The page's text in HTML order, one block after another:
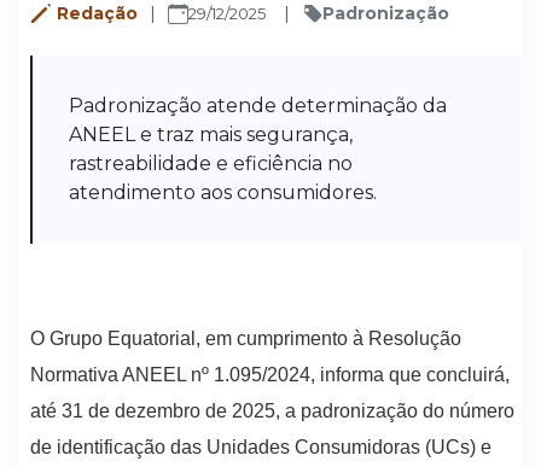
Redação 29/12/2025 Padronização
Padronização atende determinação da
ANEEL e traz mais segurança,
rastreabilidade e eficiência no
atendimento aos consumidores.
O Grupo Equatorial, em cumprimento à Resolução
Normativa ANEEL nº 1.095/2024, informa que concluirá,
até 31 de dezembro de 2025, a padronização do número
de identificação das Unidades Consumidoras (UCs) e